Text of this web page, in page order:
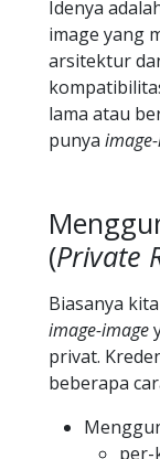
Idenya
image yang
arsitektur
lama atau
punya
(Private
Biasanya
image-image
privat.
beberapa
per-